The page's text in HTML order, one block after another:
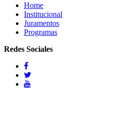
Home
Institucional
Juramentos
Programas
Redes Sociales